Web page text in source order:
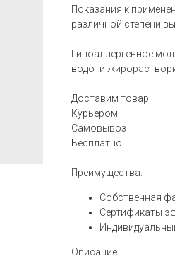
Показания к
различной степени
Гипоаллергенное
водо- и
Доставим товар
Курьером
Самовывоз
Бесплатно
Преимущества:
Собственная
Сертификаты
Описание